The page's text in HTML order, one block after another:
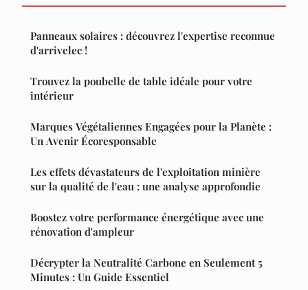
Panneaux solaires : découvrez l'expertise reconnue
d'arrivelec !
Trouvez la poubelle de table idéale pour votre
intérieur
Marques Végétaliennes Engagées pour la Planète :
Un Avenir Écoresponsable
Les effets dévastateurs de l'exploitation minière
sur la qualité de l'eau : une analyse approfondie
Boostez votre performance énergétique avec une
rénovation d'ampleur
Décrypter la Neutralité Carbone en Seulement 5
Minutes : Un Guide Essentiel